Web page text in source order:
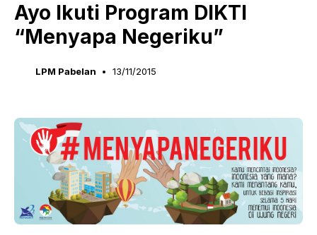
Ayo Ikuti Program DIKTI
“Menyapa Negeriku”
LPM Pabelan 13/11/2015